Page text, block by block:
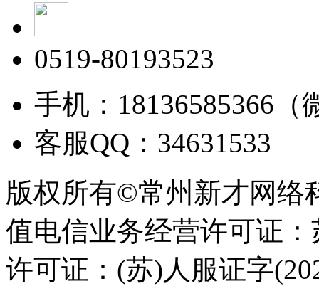
0519-80193523
手机：18136585366（
客服QQ：34631533
版权所有©常州新才网络
值电信业务经营许可证
许可证：(苏)人服证字